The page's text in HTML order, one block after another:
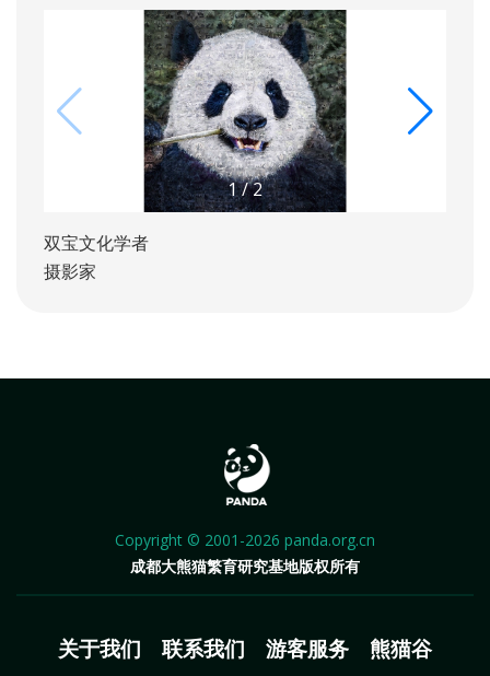
1/2
双宝文化学者
摄影家
Copyright © 2001-2026 panda.org.cn
成都大熊猫繁育研究基地版权所有
关于我们 联系我们 游客服务 熊猫谷